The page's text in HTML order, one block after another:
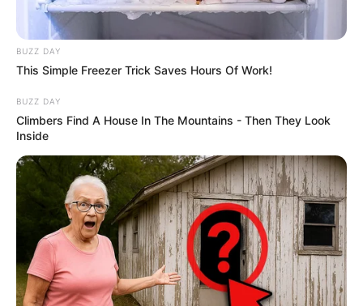
BUZZ DAY
This Simple Freezer Trick Saves Hours Of Work!
BUZZ DAY
Climbers Find A House In The Mountains - Then They Look
Inside